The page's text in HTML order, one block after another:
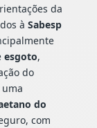
da
à Sabesp
esgoto,
do
do
com